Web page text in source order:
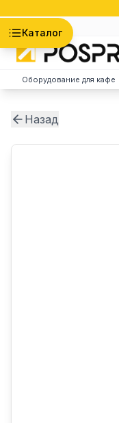
Каталог
Оборудование для кафе
Назад